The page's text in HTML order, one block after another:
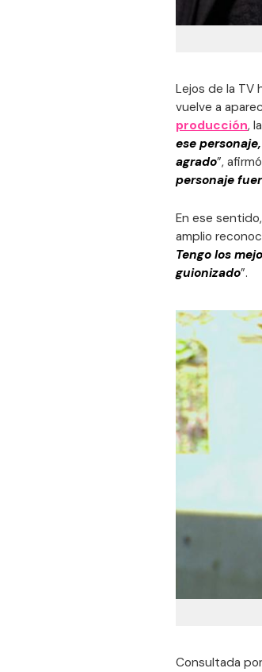
Lejos de la TV
vuelve a
producción,
ese
agrado”,
personaje
En ese
amplio
Tengo los
guionizado”.
Consultada